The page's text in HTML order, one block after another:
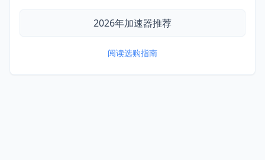
2026年加速器推荐
阅读选购指南